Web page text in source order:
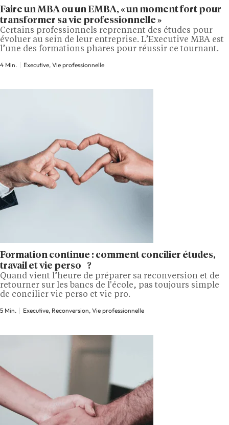
Faire un MBA ou un EMBA, « un moment fort pour
transformer sa vie professionnelle »
Certains professionnels reprennent des études pour
évoluer au sein de leur entreprise. L’Executive MBA est
l’une des formations phares pour réussir ce tournant.
4 Min. Executive, Vie professionnelle
Formation continue : comment concilier études,
travail et vie perso ?
Quand vient l’heure de préparer sa reconversion et de
retourner sur les bancs de l'école, pas toujours simple
de concilier vie perso et vie pro.
5 Min. Executive, Reconversion, Vie professionnelle